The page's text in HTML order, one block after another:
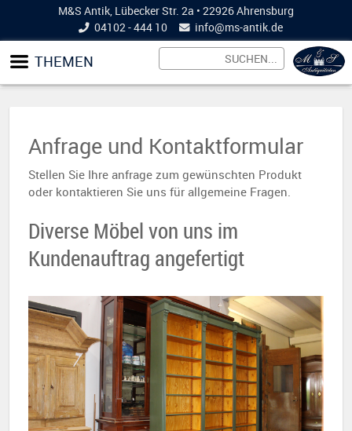
M&S Antik, Lübecker Str. 2a • 22926 Ahrensburg
04102 - 444 10
info@ms-antik.de
THEMEN
Anfrage und Kontaktformular
Stellen Sie Ihre anfrage zum gewünschten Produkt
oder kontaktieren Sie uns für allgemeine Fragen.
Diverse Möbel von uns im
Kundenauftrag angefertigt